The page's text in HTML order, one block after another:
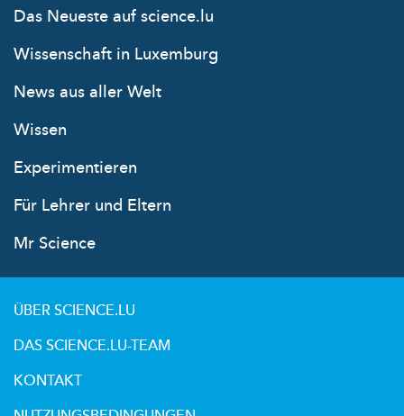
Das Neueste auf science.lu
Wissenschaft in Luxemburg
News aus aller Welt
Wissen
Experimentieren
Für Lehrer und Eltern
Mr Science
ÜBER SCIENCE.LU
DAS SCIENCE.LU-TEAM
KONTAKT